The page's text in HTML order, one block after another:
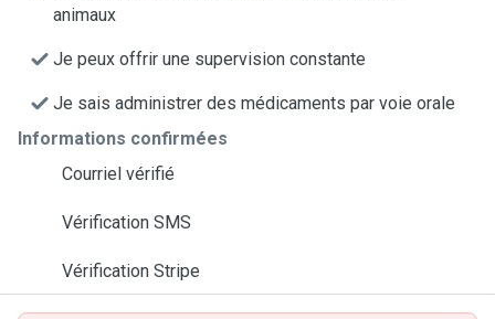
animaux
Je peux offrir une supervision constante
Je sais administrer des médicaments par voie orale
Informations confirmées
Courriel vérifié
Vérification SMS
Vérification Stripe